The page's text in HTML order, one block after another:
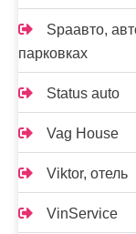
Spaавто,
парковках
Status auto
Vag House
Viktor, отель
VinService